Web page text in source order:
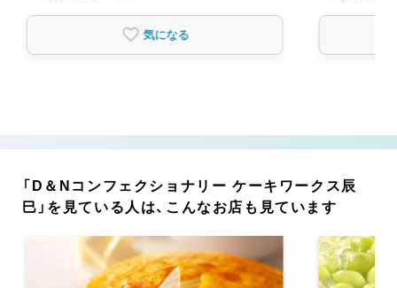
気になる
「D＆Nコンフェクショナリー ケーキワークス辰
巳」を見ている人は、こんなお店も見ています